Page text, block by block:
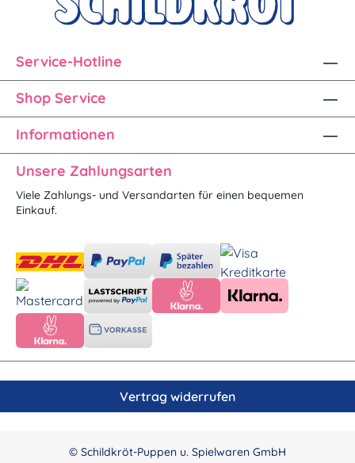
Service-Hotline
Shop Service
Informationen
Unsere Zahlungsarten
Viele Zahlungs- und Versandarten für einen bequemen
Einkauf.
Vertrag widerrufen
© Schildkröt-Puppen u. Spielwaren GmbH